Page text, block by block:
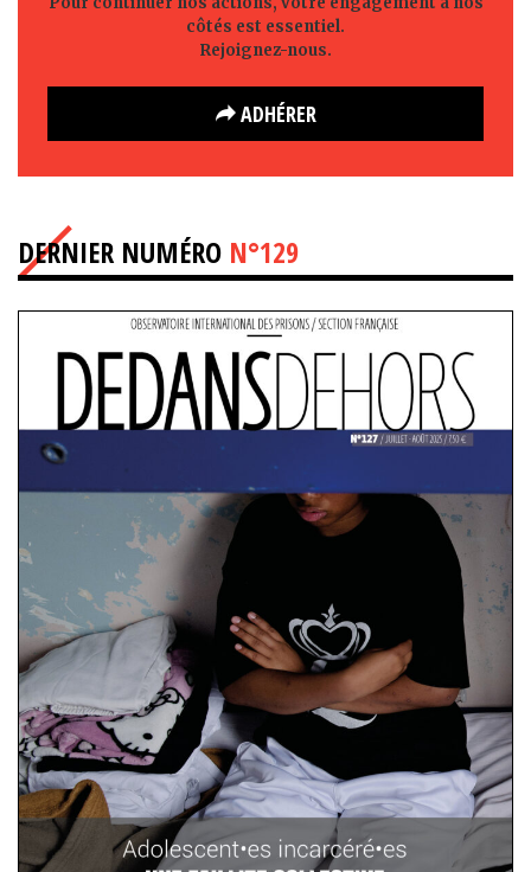
côtés est essentiel.
Rejoignez-nous.
ADHÉRER
DERNIER NUMÉRO N°129